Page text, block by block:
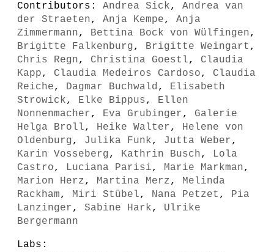
Contributors: Andrea Sick, Andrea van
der Straeten, Anja Kempe, Anja
Zimmermann, Bettina Bock von Wülfingen,
Brigitte Falkenburg, Brigitte Weingart ,
Chris Regn, Christina Goestl, Claudia
Kapp, Claudia Medeiros Cardoso, Claudia
Reiche, Dagmar Buchwald, Elisabeth
Strowick, Elke Bippus, Ellen
Nonnenmacher, Eva Grubinger, Galerie
Helga Broll, Heike Walter, Helene von
Oldenburg, Julika Funk, Jutta Weber,
Karin Vosseberg, Kathrin Busch, Lola
Castro, Luciana Parisi, Marie Markman,
Marion Herz, Martina Merz, Melinda
Rackham, Miri Stübel, Nana Petzet , Pia
Lanzinger, Sabine Hark, Ulrike
Bergermann
Labs: